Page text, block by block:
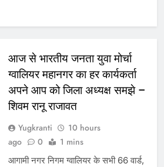
आज से भारतीय जनता युवा मोर्चा
ग्वालियर महानगर का हर कार्यकर्ता
अपने आप को जिला अध्यक्ष समझे –
शिवम रानू राजावत
Yugkranti
10 hours
ago
0 1 mins
आगामी नगर निगम ग्वालियर के सभी 66 वार्ड,